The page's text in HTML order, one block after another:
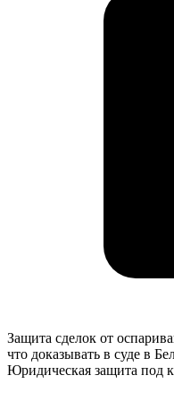
Защита
сделок
от
Защита сделок от
что доказывать в суде в
Юридическая защита под